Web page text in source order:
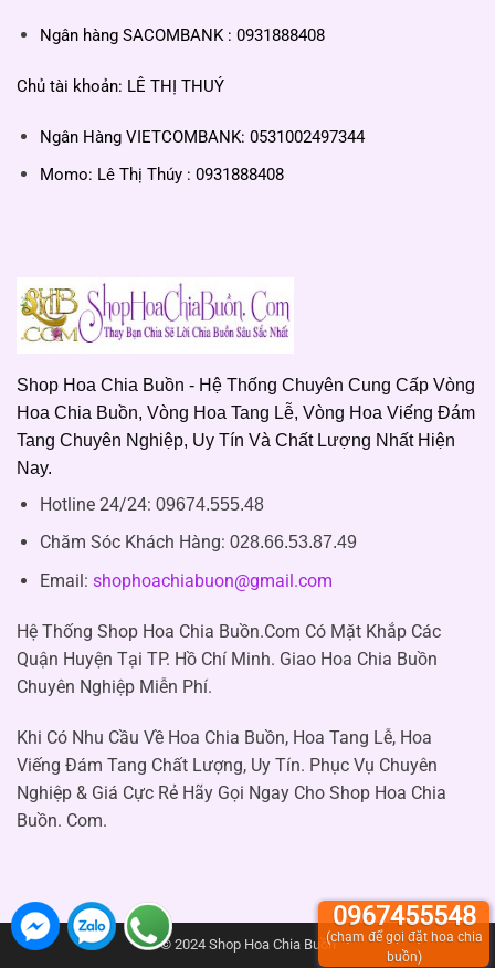
Ngân hàng SACOMBANK : 0931888408
Chủ tài khoản: LÊ THỊ THUÝ
Ngân Hàng VIETCOMBANK: 0531002497344
Momo: Lê Thị Thúy : 0931888408
Shop Hoa Chia Buồn - Hệ Thống Chuyên Cung Cấp Vòng
Hoa Chia Buồn, Vòng Hoa Tang Lễ, Vòng Hoa Viếng Đám
Tang Chuyên Nghiệp, Uy Tín Và Chất Lượng Nhất Hiện
Nay.
Hotline 24/24: 09674.555.48
Chăm Sóc Khách Hàng: 028.66.53.87.49
Email: shophoachiabuon@gmail.com
Hệ Thống Shop Hoa Chia Buồn.Com Có Mặt Khắp Các
Quận Huyện Tại TP. Hồ Chí Minh. Giao Hoa Chia Buồn
Chuyên Nghiệp Miễn Phí.
Khi Có Nhu Cầu Về Hoa Chia Buồn, Hoa Tang Lễ, Hoa
Viếng Đám Tang Chất Lượng, Uy Tín. Phục Vụ Chuyên
Nghiệp & Giá Cực Rẻ Hãy Gọi Ngay Cho Shop Hoa Chia
Buồn. Com.
© 2024 Shop Hoa Chia Buồn
0967455548
(chạm để gọi đặt hoa chia
buồn)